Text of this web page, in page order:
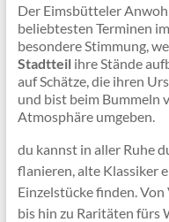
Der Eimsbütteler
beliebtesten Terminen
besondere Stimmung,
Stadtteilihre Stände
auf Schätze, die ihren
und bist beim Bummeln
Atmosphäre umgeben.
du kannst in aller Ruhe
flanieren, alte Klassiker
Einzelstücke finden.
bis hin zu Raritäten fürs